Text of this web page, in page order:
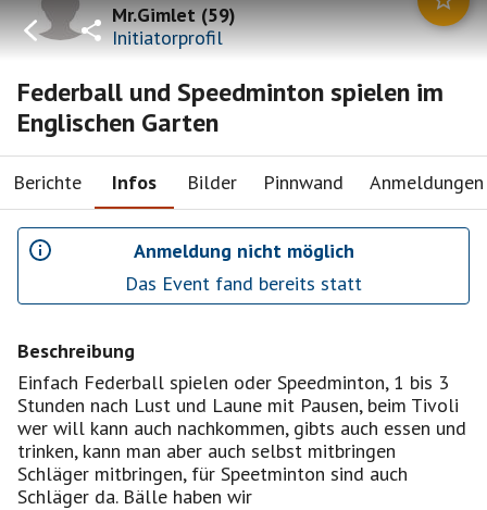
Mr.Gimlet(59)
Initiatorprofil
Federball und Speedminton spielen im
Englischen Garten
Berichte Infos Bilder Pinnwand Anmeldungen
Anmeldung nicht möglich
Das Event fand bereits statt
Beschreibung
Einfach Federball spielen oder Speedminton, 1 bis 3
Stunden nach Lust und Laune mit Pausen, beim Tivoli
wer will kann auch nachkommen, gibts auch essen und
trinken, kann man aber auch selbst mitbringen
Schläger mitbringen, für Speetminton sind auch
Schläger da. Bälle haben wir